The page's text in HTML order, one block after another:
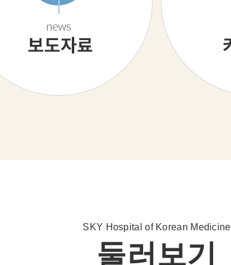
SKY Hospital of Korean Medicine
둘러보기